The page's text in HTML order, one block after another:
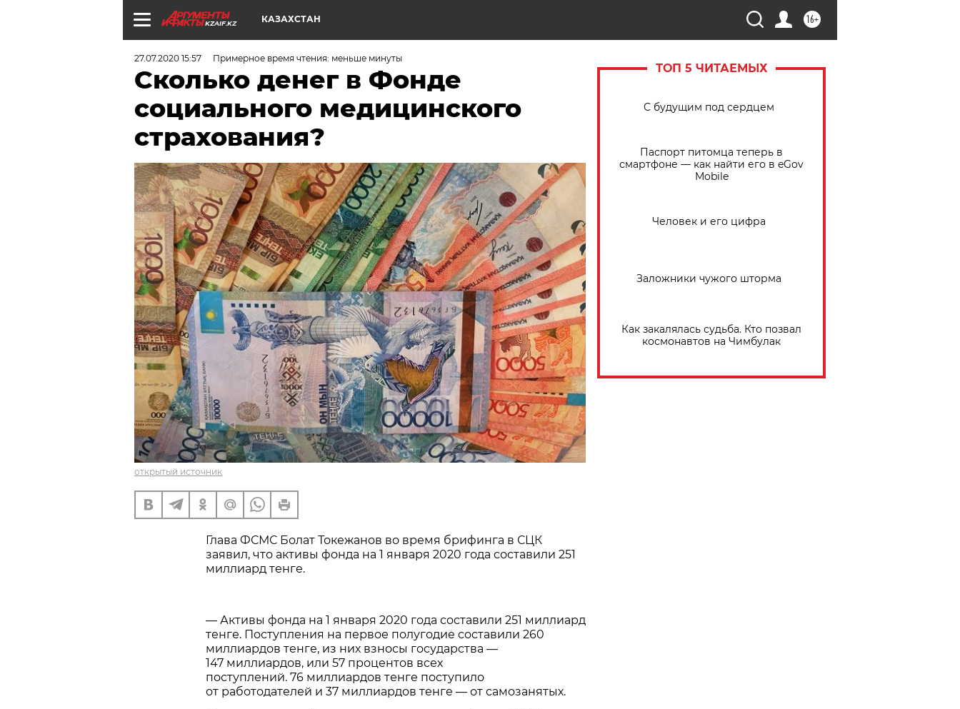
KZAIF.KZ 16+
КАЗАХСТАН
27.07.2020 15:57 Примерное время чтения: меньше минуты
Сколько денег в Фонде
социального медицинского
страхования?
открытый источник
Глава ФСМС Болат Токежанов во время брифинга в СЦК
заявил, что активы фонда на 1 января 2020 года составили 251
миллиард тенге.
— Активы фонда на 1 января 2020 года составили 251 миллиард
тенге. Поступления на первое полугодие составили 260
миллиардов тенге, из них взносы государства —
147 миллиардов, или 57 процентов всех
поступлений. 76 миллиардов тенге поступило
от работодателей и 37 миллиардов тенге — от самозанятых.
ТОП 5 ЧИТАЕМЫХ
С будущим под сердцем
Паспорт питомца теперь в
смартфоне — как найти его в eGov
Mobile
Человек и его цифра
Заложники чужого шторма
Как закалялась судьба. Кто позвал
космонавтов на Чимбулак